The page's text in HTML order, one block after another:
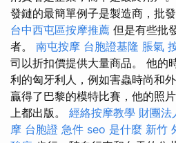
發鏈的最簡單例子是製造商，批
台中西屯區按摩推薦 但是有些批
者。 南屯按摩 台胞證基隆 脹氣
司以折扣價提供大量商品。 他的
利的匈牙利人，例如害蟲時尚和
贏得了巴黎的模特比賽，他的照
上都出版。 經絡按摩教學 財團法
摩 台胞證 急件 seo 是什麼 新竹